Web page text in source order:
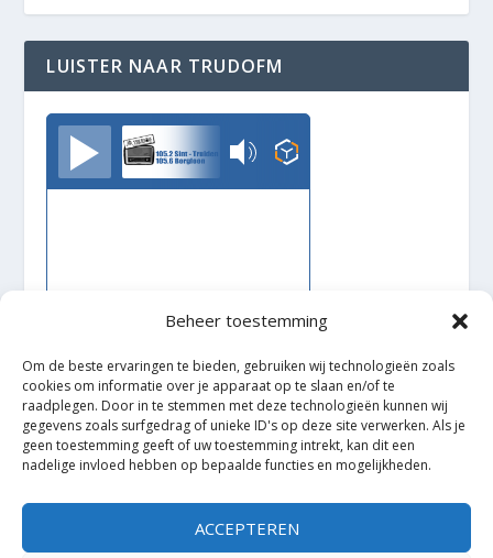
Beheer toestemming
Om de beste ervaringen te bieden, gebruiken wij technologieën zoals
cookies om informatie over je apparaat op te slaan en/of te
raadplegen. Door in te stemmen met deze technologieën kunnen wij
gegevens zoals surfgedrag of unieke ID's op deze site verwerken. Als je
geen toestemming geeft of uw toestemming intrekt, kan dit een
nadelige invloed hebben op bepaalde functies en mogelijkheden.
ACCEPTEREN
LUISTER NAAR TRUDOFM
TrudoFM